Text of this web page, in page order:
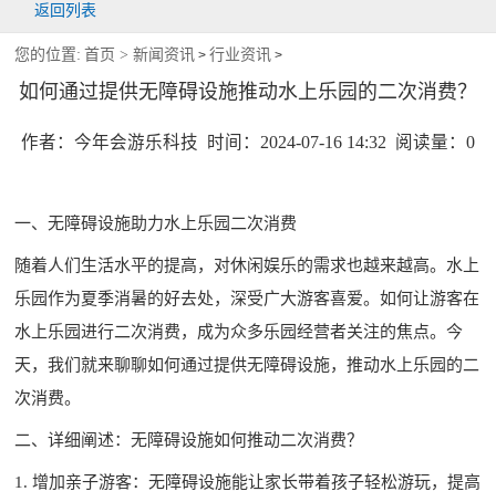
返回列表
您的位置: 首页 >新闻资讯 >行业资讯 >
如何通过提供无障碍设施推动水上乐园的二次消费？
作者：今年会游乐科技 时间：2024-07-16 14:32 阅读量： 0
一、无障碍设施助力水上乐园二次消费
随着人们生活水平的提高，对休闲娱乐的需求也越来越高。水上
乐园作为夏季消暑的好去处，深受广大游客喜爱。如何让游客在
水上乐园进行二次消费，成为众多乐园经营者关注的焦点。今
天，我们就来聊聊如何通过提供无障碍设施，推动水上乐园的二
次消费。
二、详细阐述：无障碍设施如何推动二次消费？
1. 增加亲子游客：无障碍设施能让家长带着孩子轻松游玩，提高